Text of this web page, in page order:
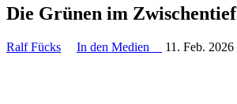
Die Grünen im Zwischentief
Ralf Fücks In den Medien 11. Feb. 2026